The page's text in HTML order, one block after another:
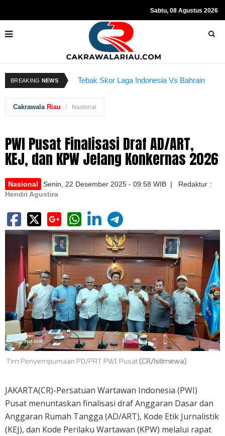
Sabtu, 08 Agustus 2026
BREAKING NEWS
Tebak Skor Laga Indonesia Vs Bahrain
Sempat Teriakkan Kata "Merdeka"
Cakrawala Riau Nasional
PWI Pusat Finalisasi Draf AD/ART,
KEJ, dan KPW Jelang Konkernas 2026
Nasional
Senin, 22 Desember 2025 - 09:58 WIB | Redaktur :
Hendri Agustira
Tim Penyempurnaan PD/PRT PWI Pusat (CR/istimewa)
JAKARTA(CR)-Persatuan Wartawan Indonesia (PWI)
Pusat menuntaskan finalisasi draf Anggaran Dasar dan
Anggaran Rumah Tangga (AD/ART), Kode Etik Jurnalistik
(KEJ), dan Kode Perilaku Wartawan (KPW) melalui rapat